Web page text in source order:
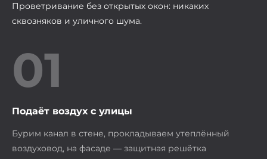
Проветривание без открытых окон: никаких
сквозняков и уличного шума.
01
Подаёт воздух с улицы
Бурим канал в стене, прокладываем утеплённый
воздуховод, на фасаде — защитная решётка